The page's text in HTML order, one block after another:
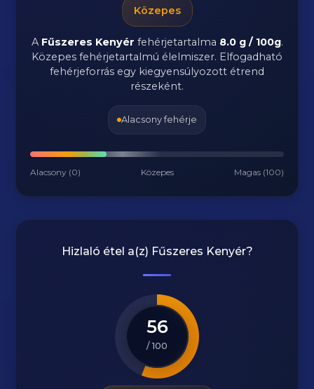
Közepes
A Fűszeres Kenyér fehérjetartalma 8.0 g / 100g.
Közepes fehérjetartalmú élelmiszer. Elfogadható
fehérjeforrás egy kiegyensúlyozott étrend
részeként.
Alacsony fehérje
Alacsony (0) Közepes Magas (100)
Hizlaló étel a(z) Fűszeres Kenyér?
56
/ 100